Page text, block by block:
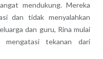
mendukung. Mereka
dan tidak menyalahkan
dan guru, Rina mulai
tekanan dari